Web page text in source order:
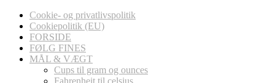
Cookie- og privatlivspolitik
Cookiepolitik (EU)
FORSIDE
FØLG FINES
MÅL & VÆGT
Cups til gram og ounces
Fahrenheit til celsius